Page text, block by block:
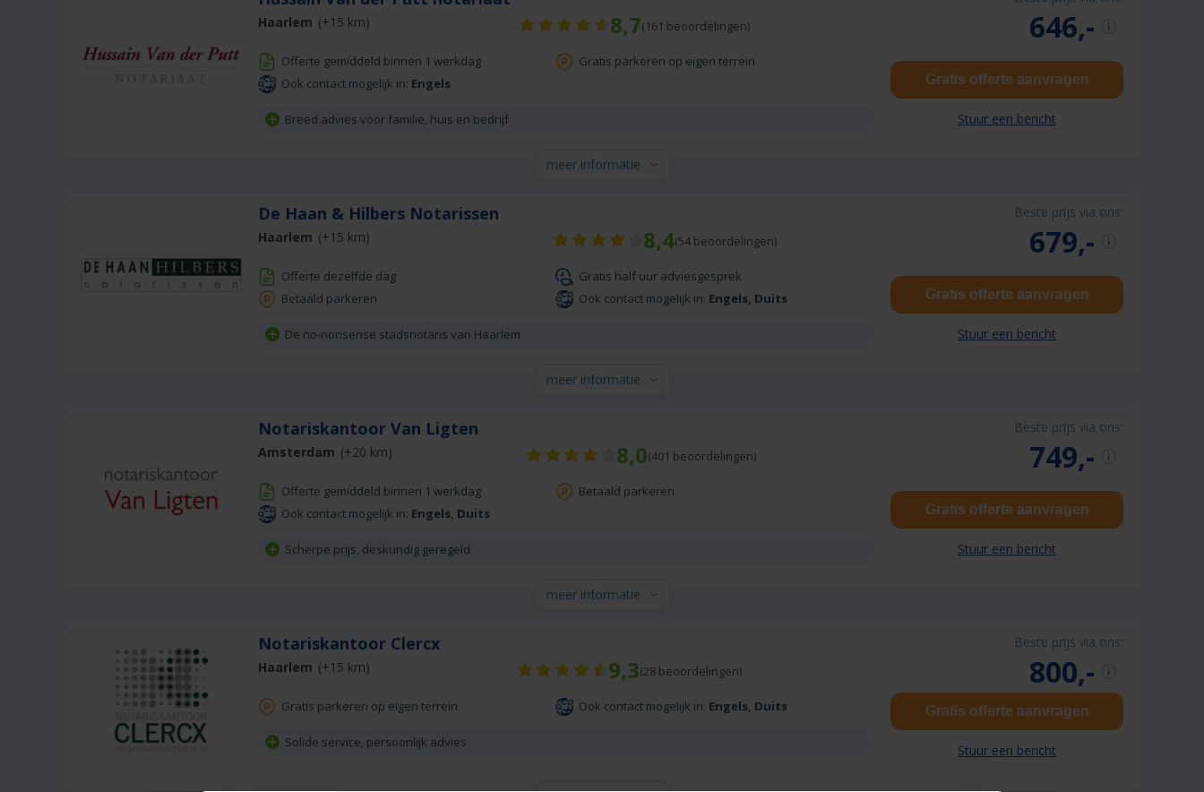
646,-
8,7(161 beoordelingen)
Haarlem (+15 km)
Offerte gemiddeld binnen 1 werkdag
Gratis parkeren op eigen terrein
Ook contact mogelijk in: Engels
Breed advies voor familie, huis en bedrijf
Gratis offerte aanvragen
Stuur een bericht
meer informatie
Beste prijs via ons:
679,-
De Haan & Hilbers Notarissen
8,4(54beoordelingen)
Haarlem (+15 km)
Offerte dezelfde dag
Gratis half uur adviesgesprek
Betaald parkeren
Ook contact mogelijk in: Engels, Duits
De no-nonsense stadsnotaris van Haarlem
Gratis offerte aanvragen
Stuur een bericht
meer informatie
Beste prijs via ons:
749,-
Notariskantoor Van Ligten
8,0(401 beoordelingen)
Amsterdam (+20 km)
Offerte gemiddeld binnen 1 werkdag
Betaald parkeren
Ook contact mogelijk in: Engels, Duits
Scherpe prijs, deskundig geregeld
Gratis offerte aanvragen
Stuur een bericht
meer informatie
Beste prijs via ons:
800,-
Notariskantoor Clercx
9,3(28 beoordelingen)
Haarlem (+15 km)
Gratis parkeren op eigen terrein Ook contact mogelijk in: Engels, Duits
Solide service, persoonlijk advies
Gratis offerte aanvragen
Stuur een bericht